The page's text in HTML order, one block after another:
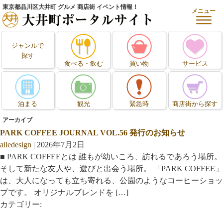
東京都品川区大井町 グルメ 商店街 イベント情報！
メニュー
ジャンルで
探す
食べる・飲む
買い物 サービス
泊まる 観光 緊急時 商店街から探す
アーカイブ
PARK COFFEE JOURNAL VOL.56 発行のお知らせ
ailedesign | 2026年7月2日
■ PARK COFFEEとは 誰もが幼いころ、訪れるであろう場所。
そして新たな友人や、遊びと出会う場所。 「PARK COFFEE」
は、大人になっても立ち寄れる、公園のようなコーヒーショッ
プです。 オリジナルブレンドを […]
カテゴリー: